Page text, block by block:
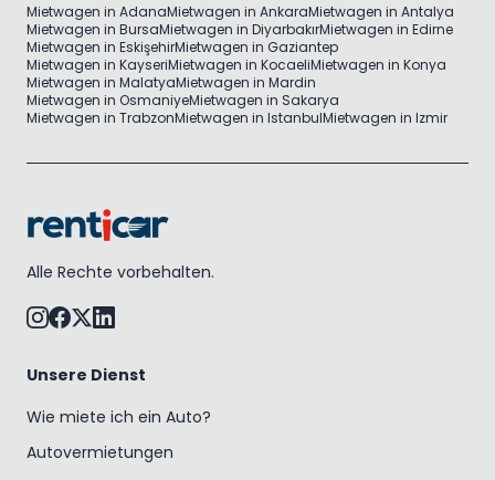
Mietwagen in AdanaMietwagen in AnkaraMietwagen in Antalya
Mietwagen in BursaMietwagen in DiyarbakırMietwagen in Edirne
Mietwagen in EskişehirMietwagen in Gaziantep
Mietwagen in KayseriMietwagen in KocaeliMietwagen in Konya
Mietwagen in MalatyaMietwagen in Mardin
Mietwagen in OsmaniyeMietwagen in Sakarya
Mietwagen in TrabzonMietwagen in IstanbulMietwagen in Izmir
Alle Rechte vorbehalten.
Unsere Dienst
Wie miete ich ein Auto?
Autovermietungen